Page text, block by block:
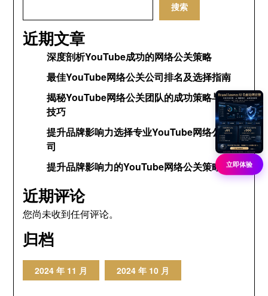
搜索
近期文章
深度剖析YouTube成功的网络公关策略
最佳YouTube网络公关公司排名及选择指南
揭秘YouTube网络公关团队的成功策略与运营
技巧
提升品牌影响力选择专业YouTube网络公关公
司
提升品牌影响力的YouTube网络公关策略
近期评论
您尚未收到任何评论。
归档
2024 年 11 月 2024 年 10 月
立即体验